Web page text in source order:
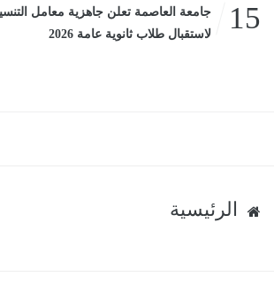
15
جامعة العاصمة تعلن جاهزية معامل
لاستقبال طلاب ثانوية عامة 2026
الرئيسية